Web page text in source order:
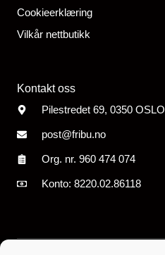
Cookieerklæring
Vilkår nettbutikk
Kontakt oss
Pilestredet 69, 0350 OSLO
post@fribu.no
Org. nr. 960 474 074
Konto: 8220.02.86118